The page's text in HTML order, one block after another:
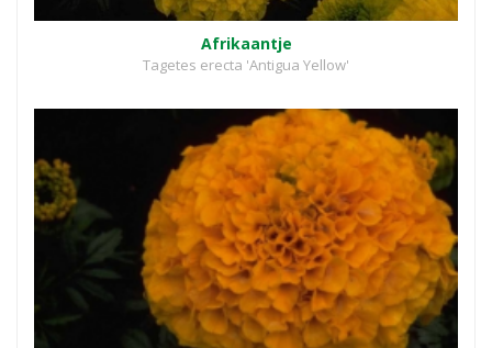
Afrikaantje
Tagetes erecta 'Antigua Yellow'